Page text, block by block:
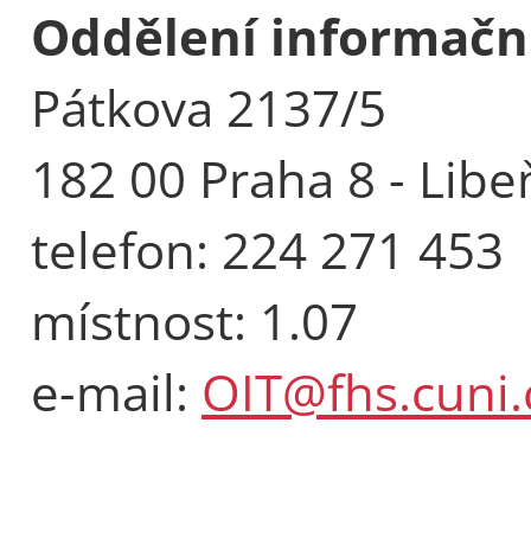
Oddělení
Pátkova 2137/5
182 00 Praha 8 -
telefon: 224 271 453
místnost: 1.07
e-mail: